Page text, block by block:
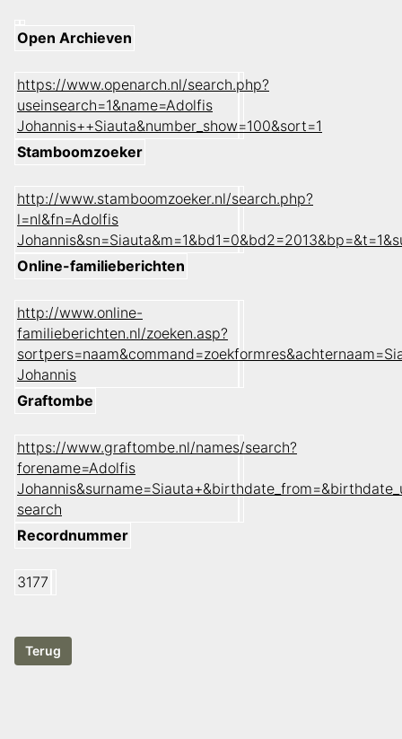
Open Archieven
https://www.openarch.nl/search.php?
useinsearch=1&name=Adolfis
Johannis++Siauta&number_show=100&sort=1
Stamboomzoeker
http://www.stamboomzoeker.nl/search.php?
l=nl&fn=Adolfis
Online-familieberichten
http://www.online-
familieberichten.nl/zoeken.asp?
Johannis
Graftombe
https://www.graftombe.nl/names/search?
forename=Adolfis
search
Recordnummer
3177